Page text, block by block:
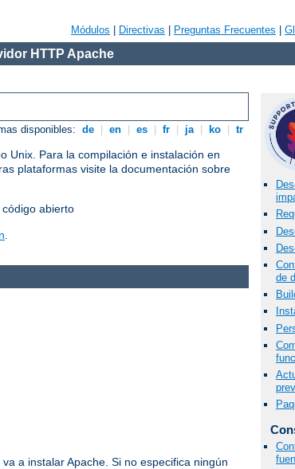
Módulos Directivas Preguntas Frecuentes
HTTP Apache
disponibles: de en es fr ja ko tr
Unix. Para la compilación e instalación en
plataformas visite la documentación sobre
abierto
.
de
a instalar Apache. Si no especifica ningún